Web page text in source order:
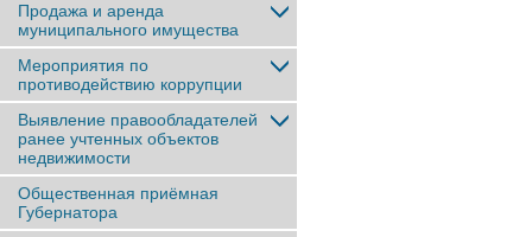
Продажа и аренда
муниципального имущества
Мероприятия по
противодействию коррупции
Выявление правообладателей
ранее учтенныx объектов
недвижимости
Общественная приёмная
Губернатора